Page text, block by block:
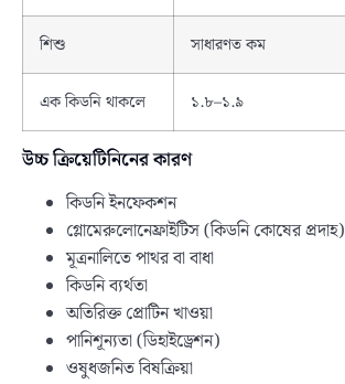
শিশু সাধারণত কম
এক কিডনি থাকলে ১.৮–১.৯
উচ্চ ক্রিয়েটিনিনের কারণ
কিডনি ইনফেকশন
গ্লোমেরুলোনেফ্রাইটিস (কিডনি কোষের প্রদাহ)
মূত্রনালিতে পাথর বা বাধা
কিডনি ব্যর্থতা
অতিরিক্ত প্রোটিন খাওয়া
পানিশূন্যতা (ডিহাইড্রেশন)
ওষুধজনিত বিষক্রিয়া